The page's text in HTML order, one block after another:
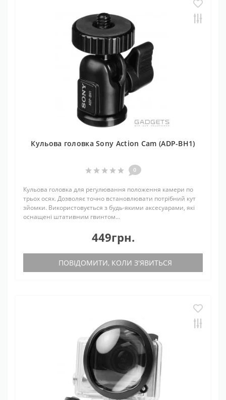
Кульова головка Sony Action Cam (ADP-BH1)
0
Кульова головка для регулювання положення камери по
трьох осях. Дозволяє точно встановлювати потрібний кут
зйомки. Використовується з будь-якими аксесуарами, які
оснащені штативним гвинтом...
449грн.
ПОВІДОМИТИ, КОЛИ З'ЯВИТЬСЯ